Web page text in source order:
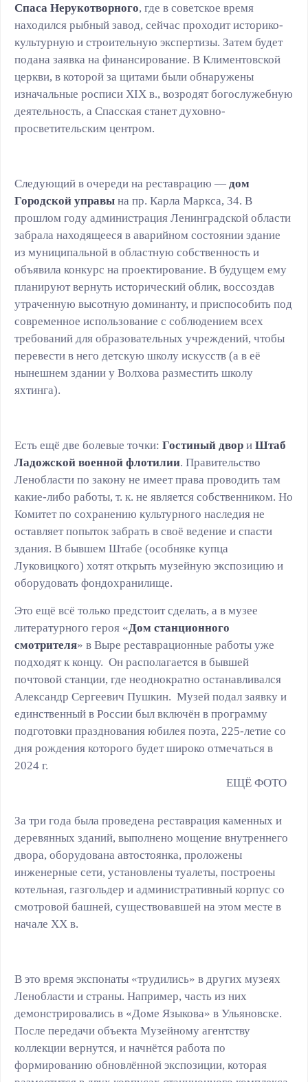
Спаса Нерукотворного, где в советское время
находился рыбный завод, сейчас проходит историко-
культурную и строительную экспертизы. Затем будет
подана заявка на финансирование. В Климентовской
церкви, в которой за щитами были обнаружены
изначальные росписи XIX в., возродят богослужебную
деятельность, а Спасская станет духовно-
просветительским центром.
Следующий в очереди на реставрацию — дом
Городской управы на пр. Карла Маркса, 34. В
прошлом году администрация Ленинградской области
забрала находящееся в аварийном состоянии здание
из муниципальной в областную собственность и
объявила конкурс на проектирование. В будущем ему
планируют вернуть исторический облик, воссоздав
утраченную высотную доминанту, и приспособить под
современное использование с соблюдением всех
требований для образовательных учреждений, чтобы
перевести в него детскую школу искусств (а в её
нынешнем здании у Волхова разместить школу
яхтинга).
Есть ещё две болевые точки: Гостиный двор и Штаб
Ладожской военной флотилии. Правительство
Ленобласти по закону не имеет права проводить там
какие-либо работы, т. к. не является собственником. Но
Комитет по сохранению культурного наследия не
оставляет попыток забрать в своё ведение и спасти
здания. В бывшем Штабе (особняке купца
Луковицкого) хотят открыть музейную экспозицию и
оборудовать фондохранилище.
Это ещё всё только предстоит сделать, а в музее
литературного героя «Дом станционного
смотрителя» в Выре реставрационные работы уже
подходят к концу. Он располагается в бывшей
почтовой станции, где неоднократно останавливался
Александр Сергеевич Пушкин. Музей подал заявку и
единственный в России был включён в программу
подготовки празднования юбилея поэта, 225-летие со
дня рождения которого будет широко отмечаться в
2024 г.
За три года была проведена реставрация каменных и
деревянных зданий, выполнено мощение внутреннего
двора, оборудована автостоянка, проложены
инженерные сети, установлены туалеты, построены
котельная, газгольдер и административный корпус со
смотровой башней, существовавшей на этом месте в
начале XX в.
В это время экспонаты «трудились» в других музеях
Ленобласти и страны. Например, часть из них
демонстрировались в «Доме Языкова» в Ульяновске.
После передачи объекта Музейному агентству
коллекции вернутся, и начнётся работа по
формированию обновлённой экспозиции, которая